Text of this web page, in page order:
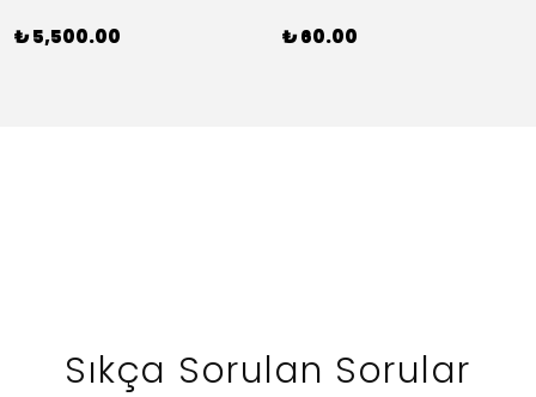
₺ 5,500.00 ₺ 60.00
Sıkça Sorulan Sorular